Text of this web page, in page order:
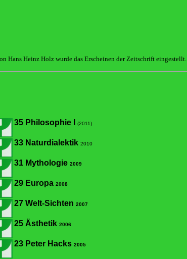
Hans Heinz Holz wurde das Erscheinen der Zeitschrift eingestellt.
35 Philosophie I (2011)
33 Naturdialektik 2010
31 Mythologie 2009
29 Europa 2008
27 Welt-Sichten 2007
25 Ästhetik 2006
23 Peter Hacks 2005